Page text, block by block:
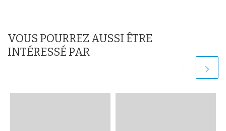
VOUS POURREZ AUSSI ÊTRE
INTÉRESSÉ PAR